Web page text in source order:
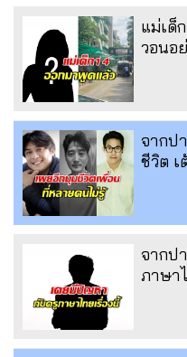
แม่เด็
วอนอ
จากป
ชีวิต เ
จากป
ภาษา